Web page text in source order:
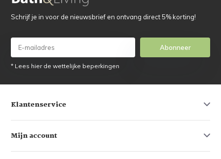
Schrijf je in voor de nieuwsbrief en ontvang direct 5% korting!
Abonneer
* Lees hier de wettelijke beperkingen
Klantenservice
Mijn account